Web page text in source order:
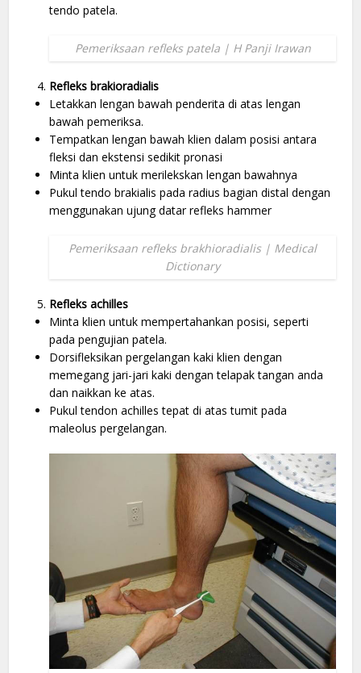
tendo patela.
Pemeriksaan refleks patela | H Panji Irawan
Refleks brakioradialis
Letakkan lengan bawah penderita di atas lengan
bawah pemeriksa.
Tempatkan lengan bawah klien dalam posisi antara
fleksi dan ekstensi sedikit pronasi
Minta klien untuk merilekskan lengan bawahnya
Pukul tendo brakialis pada radius bagian distal dengan
menggunakan ujung datar refleks hammer
Pemeriksaan refleks brakhioradialis | Medical
Dictionary
Refleks achilles
Minta klien untuk mempertahankan posisi, seperti
pada pengujian patela.
Dorsifleksikan pergelangan kaki klien dengan
memegang jari-jari kaki dengan telapak tangan anda
dan naikkan ke atas.
Pukul tendon achilles tepat di atas tumit pada
maleolus pergelangan.